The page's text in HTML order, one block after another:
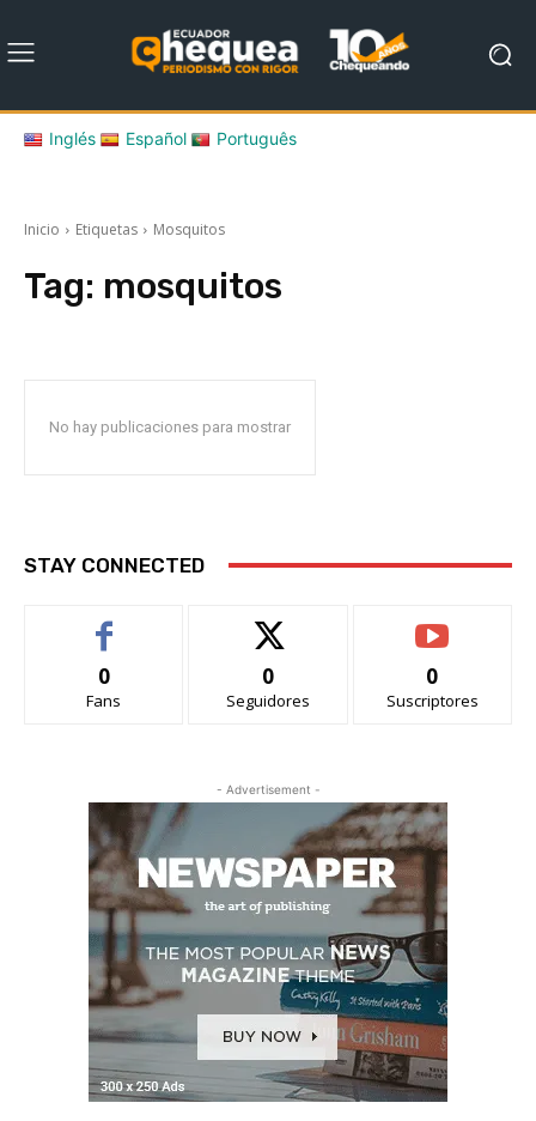
Inglés Español Português
Inicio Etiquetas Mosquitos
Tag: mosquitos
No hay publicaciones para mostrar
STAY CONNECTED
0
Fans
0
Seguidores
0
Suscriptores
- Advertisement -